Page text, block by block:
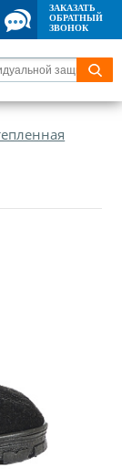
ЗАКАЗАТЬ
ОБРАТНЫЙ
ЗВОНОК